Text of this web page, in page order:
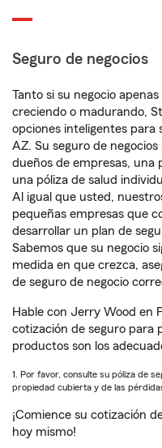
Seguro de negocios
Tanto si su negocio
creciendo o madurando,
opciones inteligentes para
AZ. Su seguro de
dueños de empresas, una
una póliza de salud
Al igual que usted,
pequeñas empresas que
desarrollar un plan de
Sabemos que su negocio
medida en que crezca,
de seguro de negocio
Hable con Jerry Wood en
cotización de seguro para
productos son los
1. Por favor, consulte su póliza de
propiedad cubierta y de las
¡Comience su cotización
hoy mismo!